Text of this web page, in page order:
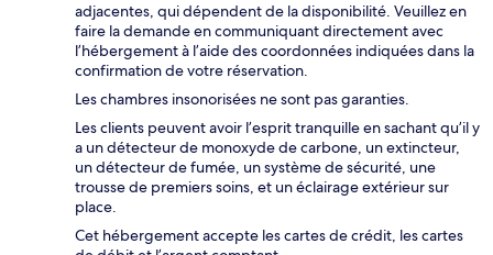
adjacentes, qui dépendent de la disponibilité. Veuillez en
faire la demande en communiquant directement avec
l’hébergement à l’aide des coordonnées indiquées dans la
confirmation de votre réservation.
Les chambres insonorisées ne sont pas garanties.
Les clients peuvent avoir l’esprit tranquille en sachant qu’il y
a un détecteur de monoxyde de carbone, un extincteur,
un détecteur de fumée, un système de sécurité, une
trousse de premiers soins, et un éclairage extérieur sur
place.
Cet hébergement accepte les cartes de crédit, les cartes